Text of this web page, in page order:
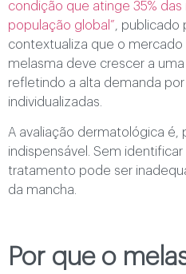
condição que atinge 35% das
população global” , publicado
contextualiza que o
melasma deve crescer a uma
refletindo a alta demanda
individualizadas.
A avaliação dermatológica é,
indispensável. Sem
tratamento pode ser
da mancha.
Por que o